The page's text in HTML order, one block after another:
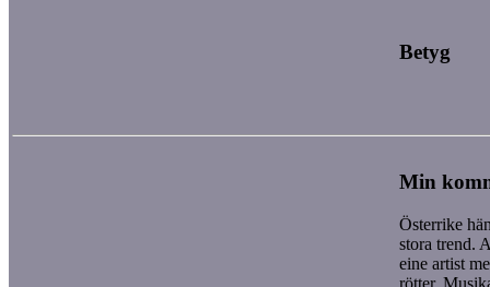
Betyg
Min
Österrike
stora trend.
eine artist
rötter.